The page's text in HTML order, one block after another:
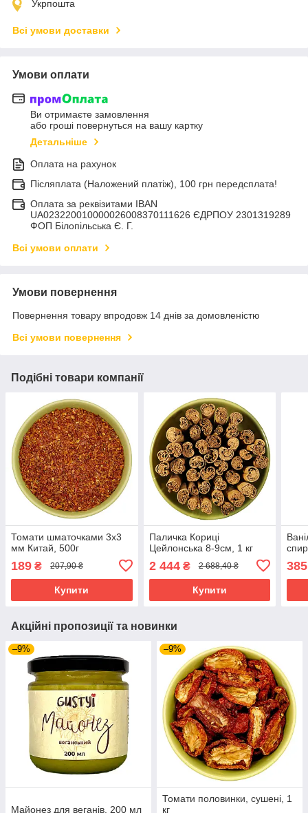
Укрпошта
Всі умови доставки
Умови оплати
Ви отримаєте замовлення
або гроші повернуться на вашу картку
Детальніше
Оплата на рахунок
Післяплата (Наложений платіж), 100 грн передсплата!
Оплата за реквізитами IBAN
UA023220010000026008370111626 ЄДРПОУ 2301319289
ФОП Білопільська Є. Г.
Всі умови оплати
Умови повернення
Повернення товару впродовж 14 днів за домовленістю
Всі умови повернення
Подібні товари компанії
Томати шматочками 3х3
мм Китай, 500г
189 ₴ 207,90 ₴
Купити
Паличка Кориці
Цейлонська 8-9см, 1 кг
2 444₴ 2 688,40 ₴
Купити
Акційні пропозиції та новинки
–9%
Майонез для веганів, 200 мл
–9%
Томати половинки, сушені, 1
кг